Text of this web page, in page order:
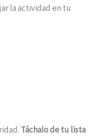
la actividad en tu
Táchalo de tu lista